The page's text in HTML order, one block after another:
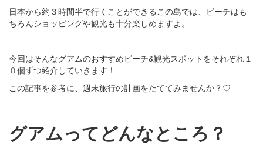
日本から約３時間半で行くことができるこの島では、ビーチはも
ちろんショッピングや観光も十分楽しめますよ。
今回はそんなグアムのおすすめビーチ&観光スポットをそれぞれ１
０個ずつ紹介していきます！
この記事を参考に、週末旅行の計画をたててみませんか？♡
グアムってどんなところ？